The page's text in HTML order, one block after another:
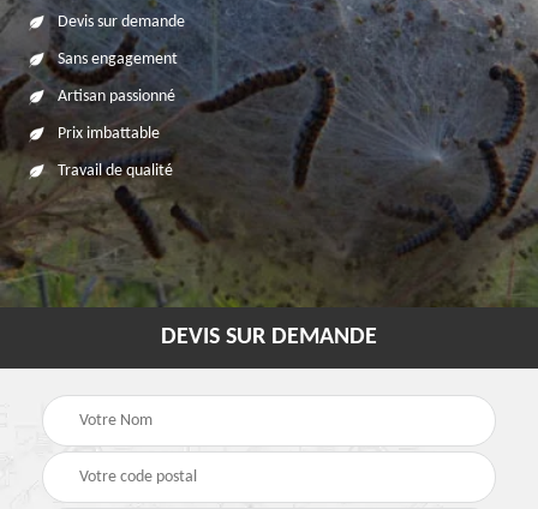
Devis sur demande
Sans engagement
Artisan passionné
Prix imbattable
Travail de qualité
DEVIS SUR DEMANDE